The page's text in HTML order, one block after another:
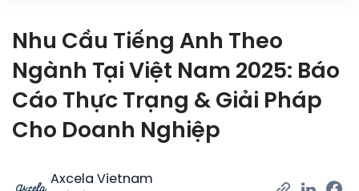
Nhu Cầu Tiếng Anh Theo
Ngành Tại Việt Nam 2025: Báo
Cáo Thực Trạng & Giải Pháp
Cho Doanh Nghiệp
Axcela Vietnam